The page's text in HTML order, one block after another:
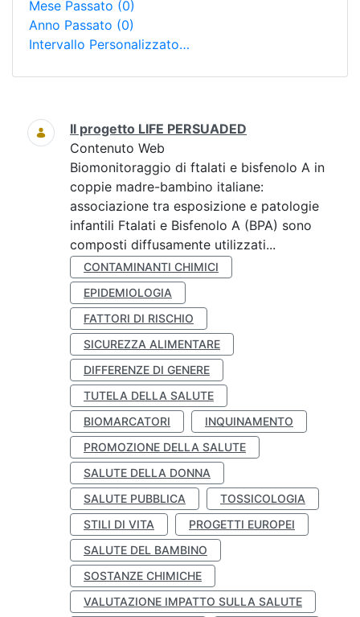
Mese Passato (0)
Anno Passato (0)
Intervallo Personalizzato…
Ricerca
Il progetto LIFE PERSUADED
Contenuto Web
Biomonitoraggio di ftalati e bisfenolo A in
coppie madre-bambino italiane:
associazione tra esposizione e patologie
infantili Ftalati e Bisfenolo A (BPA) sono
composti diffusamente utilizzati...
CONTAMINANTI CHIMICI
EPIDEMIOLOGIA
FATTORI DI RISCHIO
SICUREZZA ALIMENTARE
DIFFERENZE DI GENERE
TUTELA DELLA SALUTE
BIOMARCATORI
INQUINAMENTO
PROMOZIONE DELLA SALUTE
SALUTE DELLA DONNA
SALUTE PUBBLICA
TOSSICOLOGIA
STILI DI VITA
PROGETTI EUROPEI
SALUTE DEL BAMBINO
SOSTANZE CHIMICHE
VALUTAZIONE IMPATTO SULLA SALUTE